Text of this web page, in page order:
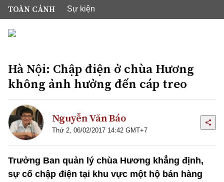
TOÀN CẢNH Sự kiện
Hà Nội: Chập điện ở chùa Hương
không ảnh hưởng đến cáp treo
Nguyễn Văn Báo
Thứ 2, 06/02/2017 14:42 GMT+7
Trưởng Ban quản lý chùa Hương khẳng định,
sự cố chập điện tại khu vực một hộ bán hàng